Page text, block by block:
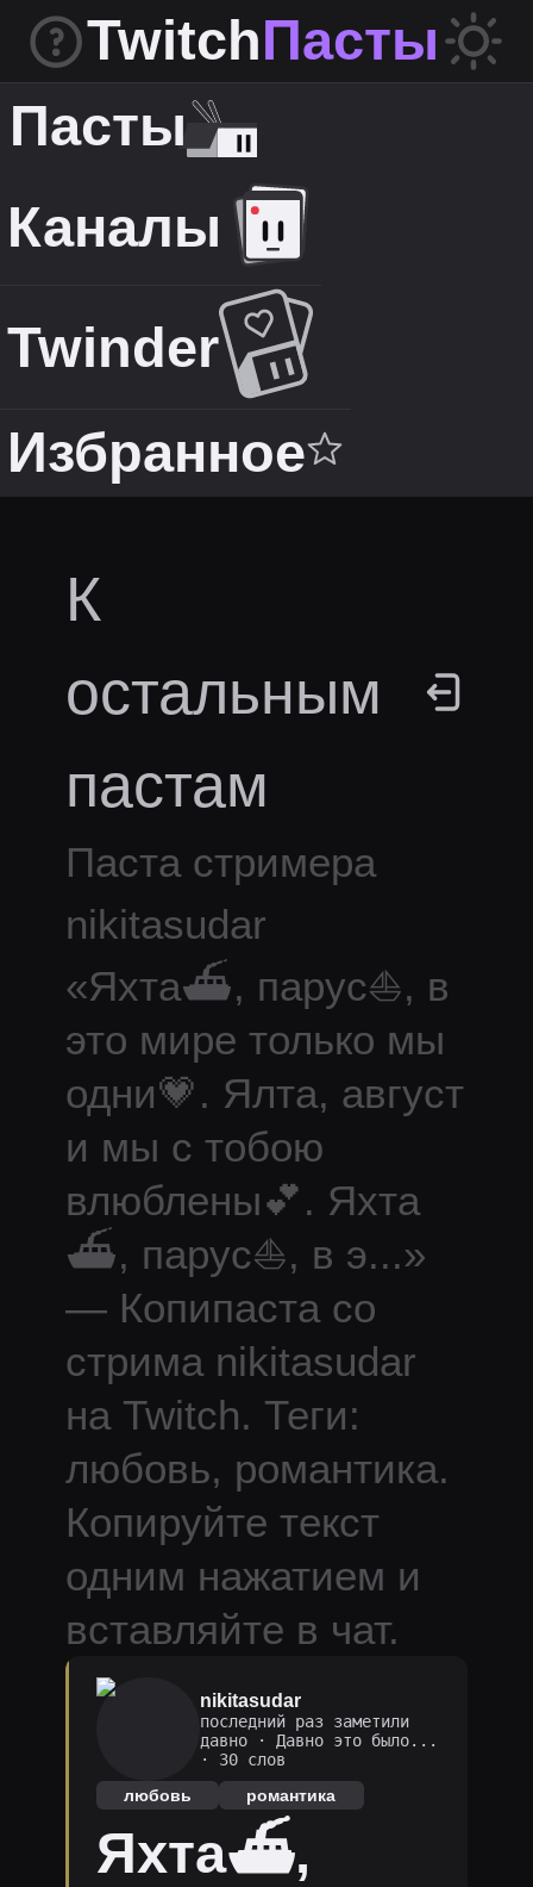
TwitchПасты
Пасты
Каналы
Twinder
Избранное
К
остальным
пастам
Паста стримера
nikitasudar
«Яхта⛴, парус⛵, в
это мире только мы
одни💗. Ялта, август
и мы с тобою
влюблены💕. Яхта
⛴, парус⛵, в э...»
— Копипаста со
стрима nikitasudar
на Twitch. Теги:
любовь, романтика.
Копируйте текст
одним нажатием и
вставляйте в чат.
nikitasudar
последний раз заметили
давно·
Давно это было...
· 30 слов
любовь
романтика
Яхта⛴,